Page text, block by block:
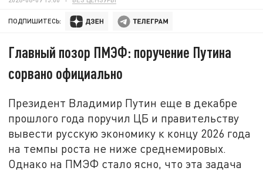
ПОДПИШИТЕСЬ:
Главный позор ПМЭФ: поручение Путина
сорвано официально
Президент Владимир Путин еще в декабре
прошлого года поручил ЦБ и правительству
вывести русскую экономику к концу 2026 года
на темпы роста не ниже среднемировых.
Однако на ПМЭФ стало ясно, что эта задача